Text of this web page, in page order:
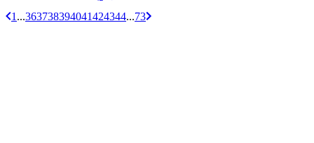
1 ...363738394041424344...73